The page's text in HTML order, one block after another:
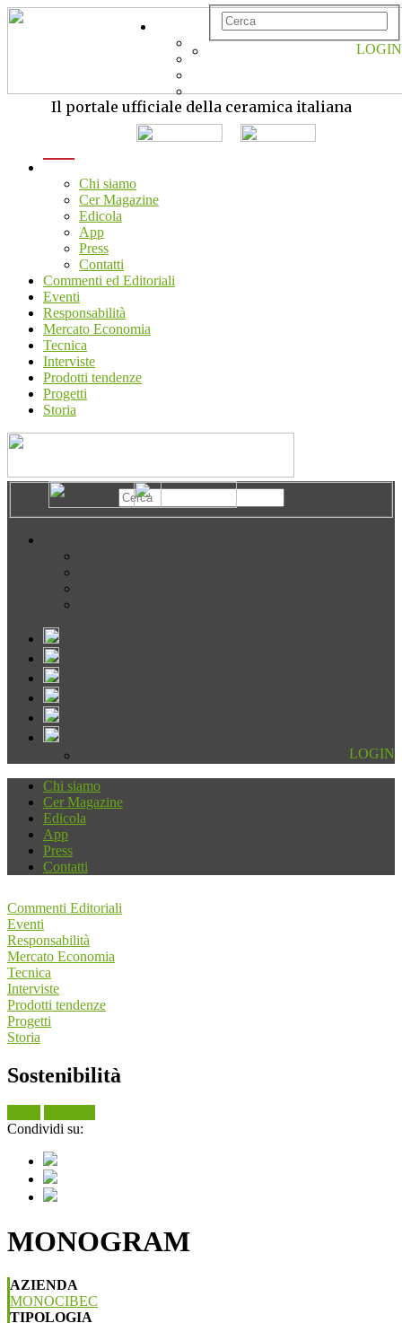
Il portale ufficiale della ceramica italiana
Chi siamo
Cer Magazine
Edicola
App
Press
Contatti
Commenti ed Editoriali
Eventi
Responsabilità
Mercato Economia
Tecnica
Interviste
Prodotti tendenze
Progetti
Storia
LOGIN
LOGIN
Chi siamo
Cer Magazine
Edicola
App
Press
Contatti
Commenti Editoriali
Eventi
Responsabilità
Mercato Economia
Tecnica
Interviste
Prodotti tendenze
Progetti
Storia
Sostenibilità
Condividi su:
MONOGRAM
AZIENDA
MONOCIBEC
TIPOLOGIA